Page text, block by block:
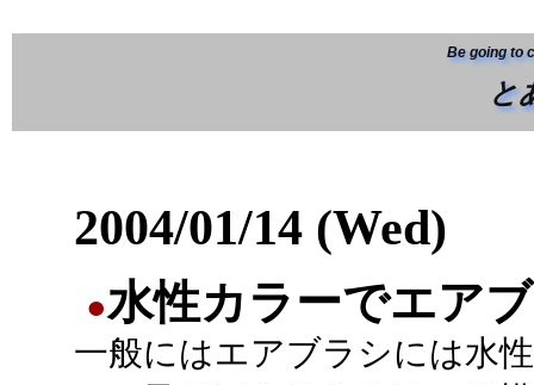
Be going to
と
2004/01/14 (Wed)
●水性カラーでエア
一般にはエアブラシには水